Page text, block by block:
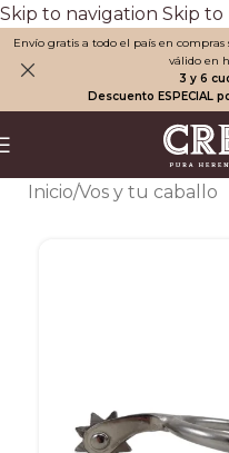
Skip to navigation Skip
Envío gratis a todo el país en
válido en
3 y 6
Descuento ESPECIAL
Inicio/Vos y tu caballo